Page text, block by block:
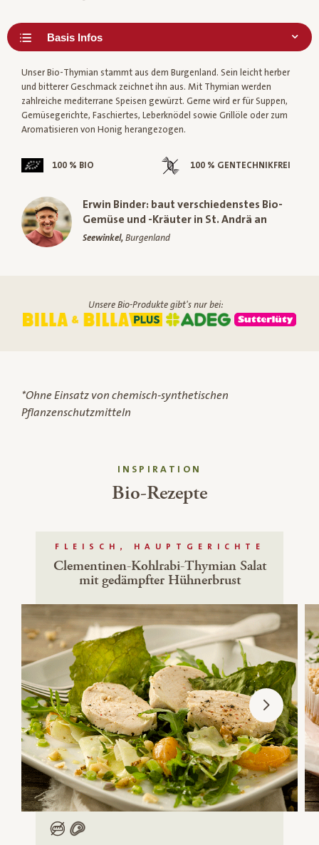
Unser Bio-Thymian stammt aus dem Burgenland. Sein leicht herber
und bitterer Geschmack zeichnet ihn aus. Mit Thymian werden
zahlreiche mediterrane Speisen gewürzt. Gerne wird er für Suppen,
Gemüsegerichte, Faschiertes, Leberknödel sowie Grillöle oder zum
Aromatisieren von Honig herangezogen.
100 % BIO 100 % GENTECHNIKFREI
Erwin Binder: baut verschiedenstes Bio-
Gemüse und -Kräuter in St. Andrä an
Seewinkel, Burgenland
Unsere Bio-Produkte gibt's nur bei:
*Ohne Einsatz von chemisch-synthetischen
Pflanzenschutzmitteln
INSPIRATION
Bio-Rezepte
FLEISCH, HAUPTGERICHTE
Clementinen-Kohlrabi-Thymian Salat
mit gedämpfter Hühnerbrust
Low Carb
Mit Fleisch